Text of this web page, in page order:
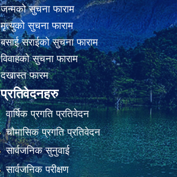
जन्मको सुचना फाराम
मृत्युको सुचना फाराम
बसाई सराईको सुचना फाराम
विवाहको सुचना फाराम
दखास्त फारम
प्रतिवेदनहरु
वार्षिक प्रगति प्रतिवेदन
चौमासिक प्रगति प्रतिवेदन
सार्वजनिक सुनुवाई
सार्वजनिक परीक्षण